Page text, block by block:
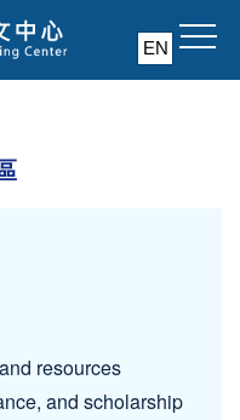
EN
resources
and scholarship